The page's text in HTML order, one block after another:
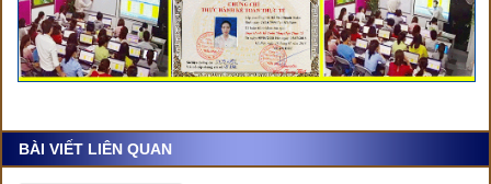
BÀI VIẾT LIÊN QUAN